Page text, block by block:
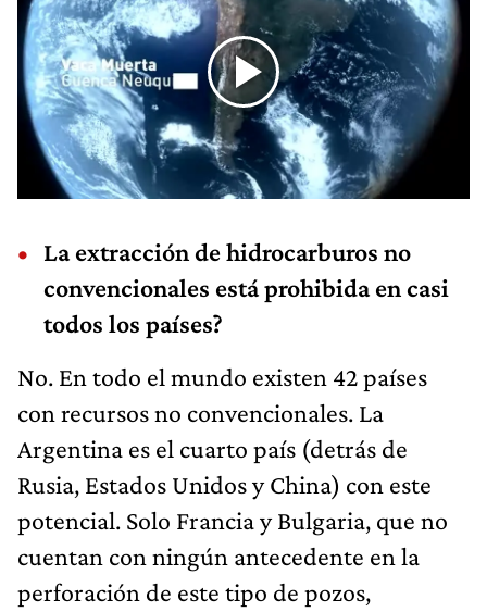
La extracción de hidrocarburos no
convencionales está prohibida en casi
todos los países?
No. En todo el mundo existen 42 países
con recursos no convencionales. La
Argentina es el cuarto país (detrás de
Rusia, Estados Unidos y China) con este
potencial. Solo Francia y Bulgaria, que no
cuentan con ningún antecedente en la
perforación de este tipo de pozos,